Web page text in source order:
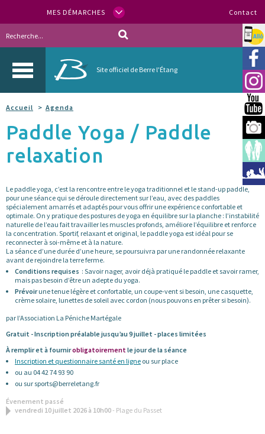
MES DÉMARCHES Contact
Site officiel de Berre l'Étang
Allo
Accueil Agenda
Paddle Yoga / Paddle
relaxation
Le paddle yoga, c’est la rencontre entre le yoga traditionnel et le stand-up paddle,
pour une séance qui se déroule directement sur l’eau, avec des paddles
spécialement amarrés et adaptés pour vous offrir une expérience confortable et
optimale. On y pratique des postures de yoga en équilibre sur la planche : l’instabilité
naturelle de l’eau fait travailler les muscles profonds, améliore l’équilibre et renforce
la concentration. Sportif, relaxant et original, le paddle yoga est idéal pour se
reconnecter à soi-même et à la nature.
La séance d’une durée d’une heure, se poursuivra par une randonnée relaxante
avant de rejoindre la terre ferme.
Conditions requises : Savoir nager, avoir déjà pratiqué le paddle et savoir ramer,
mais pas besoin d’être un adepte du yoga.
Prévoirune tenue légère et confortable, un coupe-vent si besoin, une casquette,
crème solaire, lunettes de soleil avec cordon (nous pouvons en prêter si besoin).
par l’Association La Péniche Martégale
Gratuit - Inscription préalable jusqu’au 9 juillet - places limitées
À remplir et à fournirobligatoirement le jour de la séance
Inscription et questionnaire santé en ligne ou sur place
ou au 04 42 74 93 90
ou sur sports@berreletang.fr
Évenement passé
vendredi 10 juillet 2026 à 10h00- Plage du Passet